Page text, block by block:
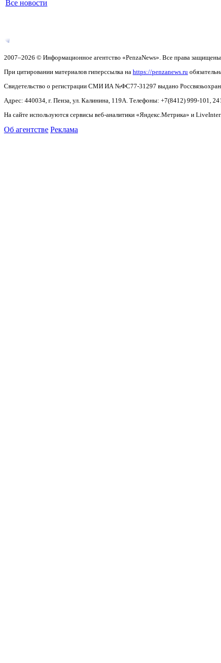
Все новости
2007–2026 © Информационное агентство «PenzaNews». Все права
При цитировании материалов гиперссылка на https://penzanews.ru
Свидетельство о регистрации СМИ ИА №ФС77-31297 выдано
Адрес: 440034, г. Пенза, ул. Калинина, 119А. Телефоны: +7(8412) 999-101,
На сайте используются сервисы веб-аналитики «Яндекс.Метрика» и
Об агентстве Реклама